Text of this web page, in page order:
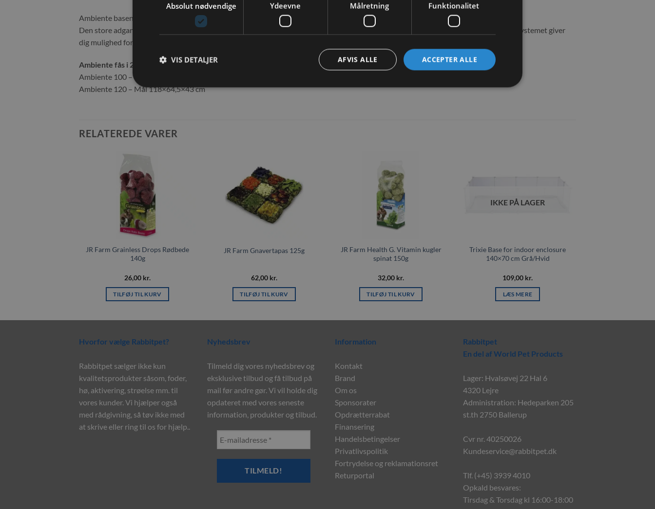
Ambiente basen er en god base for din kanin, som også giver dig stor brugervenlighed.
Den store adgangslåge åbner hele vejen, hvilket gør det godt som base til din kanin, så den nemt kan gå ind/ud af basen selv. Snap-fit ​​systemet giver
dig mulighed for helt at fjerne den nederste bakke. Ambiente leveres med et hø stativ.
Ambiente fås i 2 størrelser:
Ambiente 100 – Mål 100x50x43 cm
Ambiente 120 – Mål 118×64,5×43 cm
RELATEREDE VARER
JR Farm Grainless Drops Rødbede
140g
26,00 kr.
TILFØJ TIL KURV
ønskeliste
JR Farm Gnavertapas 125g
62,00 kr.
TILFØJ TIL KURV
JR Farm Health G. Vitamin kugler
spinat 150g
32,00 kr.
TILFØJ TIL KURV
IKKE PÅ LAGER
Trixie Base for indoor enclosure
140×70 cm Grå/Hvid
109,00 kr.
LÆS MERE
Hvorfor vælge Rabbitpet?
Rabbitpet sælger ikke kun
kvalitetsprodukter såsom, foder,
hø, aktivering, strøelse mm. til
vores kunder. Vi hjælper også
med rådgivning, så tøv ikke med
at skrive eller ring til os for hjælp..
Nyhedsbrev
Tilmeld dig vores nyhedsbrev og
eksklusive tilbud og få tilbud på
mail før andre gør. Vi vil holde dig
opdateret med vores seneste
information, produkter og tilbud.
Information
Kontakt
Brand
Om os
Sponsorater
Opdrætterrabat
Finansering
Handelsbetingelser
Privatlivspolitik
Fortrydelse og reklamationsret
Returportal
Rabbitpet
En del af World Pet Products
Lager: Hvalsøvej 22 Hal 6
4320 Lejre
Administration: Hedeparken 205
st.th 2750 Ballerup
Cvr nr. 40250026
Kundeservice@rabbitpet.dk
Tlf. (+45) 3939 4010
Opkald besvares:
Tirsdag & Torsdag kl 16:00-18:00
Absolut nødvendige Ydeevne Målretning Funktionalitet
ACCEPTER ALLE
AFVIS ALLE
VIS DETALJER